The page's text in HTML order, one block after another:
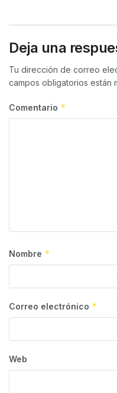
Deja una
Tu dirección de correo
campos obligatorios están
Comentario *
Nombre *
Correo electrónico *
Web